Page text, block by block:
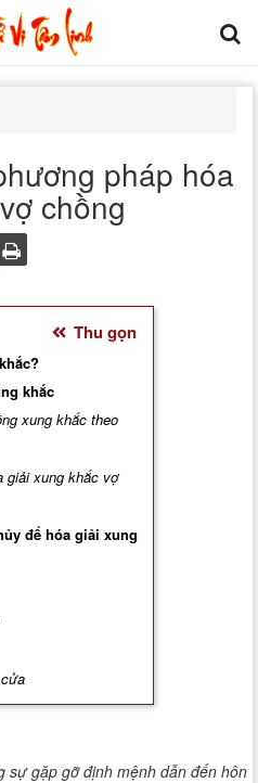
pháp hóa
chồng
Thu gọn
khắc
xung khắc theo
giải xung khắc vợ
để hóa giải xung
sự gặp gỡ định mệnh dẫn đến hôn